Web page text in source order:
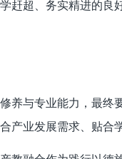
赶超、务实精进的良
养与专业能力，最终
业发展需求、贴合